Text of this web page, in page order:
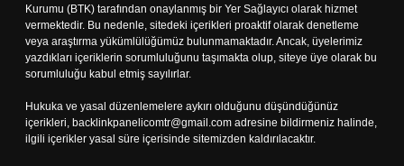
Kurumu (BTK) tarafından onaylanmış bir Yer Sağlayıcı olarak hizmet
vermektedir. Bu nedenle, sitedeki içerikleri proaktif olarak denetleme
veya araştırma yükümlülüğümüz bulunmamaktadır. Ancak, üyelerimiz
yazdıkları içeriklerin sorumluluğunu taşımakta olup, siteye üye olarak bu
sorumluluğu kabul etmiş sayılırlar.
Hukuka ve yasal düzenlemelere aykırı olduğunu düşündüğünüz
içerikleri, backlinkpanelicomtr@gmail.com adresine bildirmeniz halinde,
ilgili içerikler yasal süre içerisinde sitemizden kaldırılacaktır.